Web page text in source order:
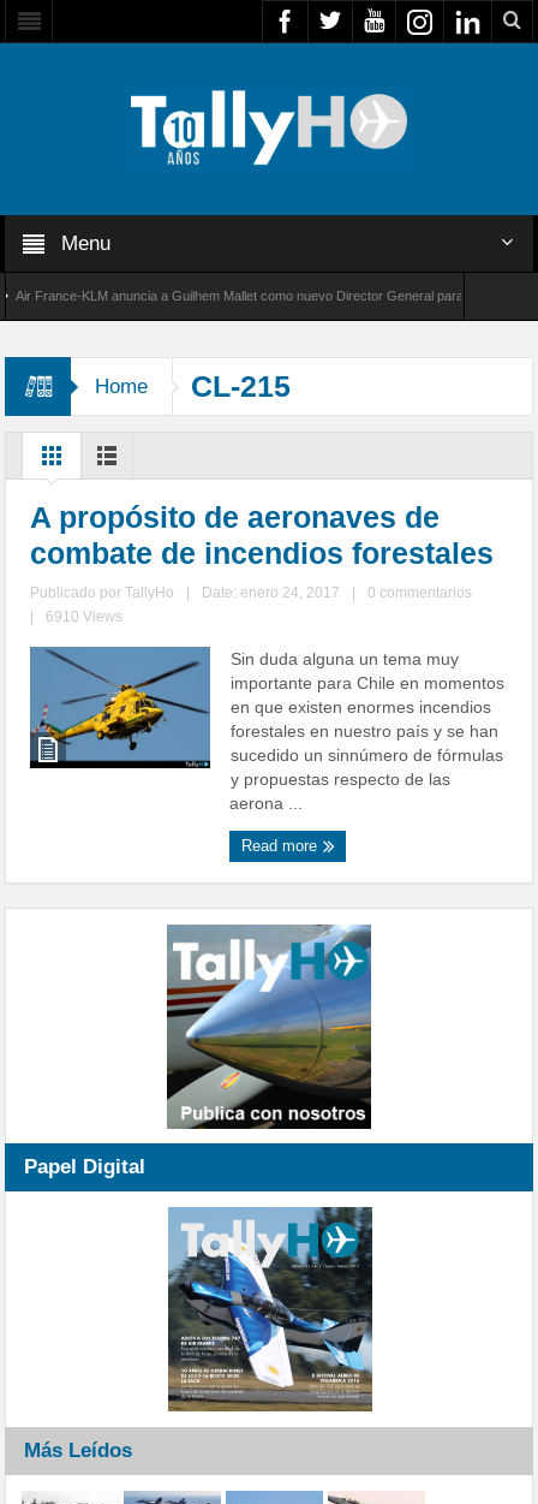
Menu
France-KLM anuncia a Guilhem Mallet como nuevo Director General para América Latina
Home CL-215
A propósito de aeronaves de
combate de incendios forestales
Publicado porTallyHo Date: enero 24, 2017
0 commentarios
6910 Views
Sin duda alguna un tema muy
importante para Chile en momentos
en que existen enormes incendios
forestales en nuestro país y se han
sucedido un sinnúmero de fórmulas
y propuestas respecto de las
aerona ...
Read more
Papel Digital
Más Leídos